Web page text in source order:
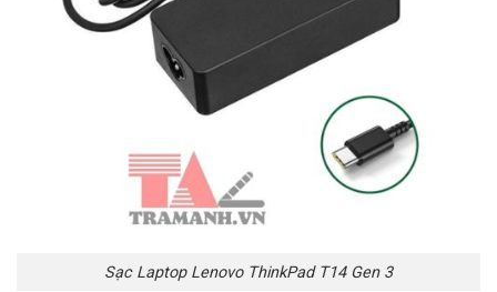
Sạc Laptop Lenovo ThinkPad T14 Gen 3